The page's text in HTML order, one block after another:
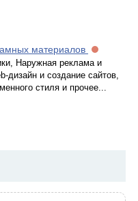
материалов
Наружная реклама и
дизайн и создание сайтов,
стиля и прочее...